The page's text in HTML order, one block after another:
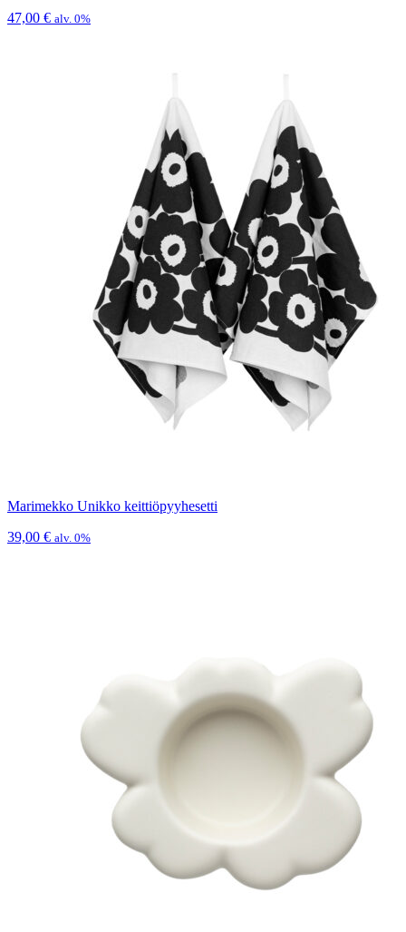
47,00 € alv. 0%
Marimekko Unikko keittiöpyyhesetti
39,00 € alv. 0%